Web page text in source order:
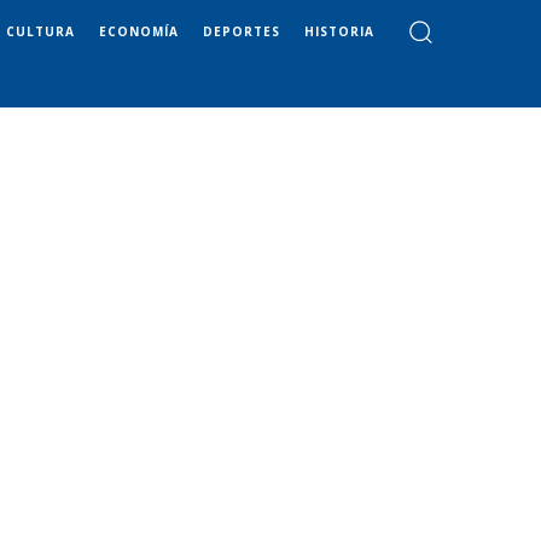
CULTURA ECONOMÍA DEPORTES HISTORIA